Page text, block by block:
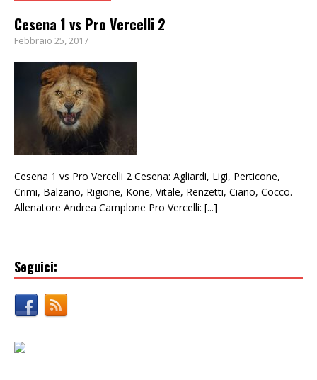
Cesena 1 vs Pro Vercelli 2
Febbraio 25, 2017
Cesena 1 vs Pro Vercelli 2 Cesena: Agliardi, Ligi, Perticone,
Crimi, Balzano, Rigione, Kone, Vitale, Renzetti, Ciano, Cocco.
Allenatore Andrea Camplone Pro Vercelli: [...]
Seguici: